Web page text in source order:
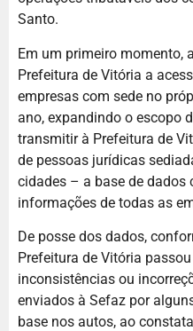
Santo.
Em um primeiro momento,
Prefeitura de Vitória a
empresas com sede no
ano, expandindo o escopo
transmitir à Prefeitura de
de pessoas jurídicas
cidades – a base de dados
informações de todas as
De posse dos dados,
Prefeitura de Vitória
inconsistências ou
enviados à Sefaz por
base nos autos, ao